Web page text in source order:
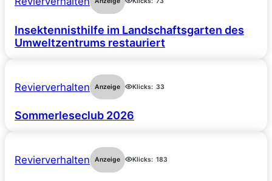
Insektennisthilfe im Landschaftsgarten des
Umweltzentrums restauriert
Revierverhalten Anzeige Klicks: 33
Sommerleseclub 2026
Revierverhalten Anzeige Klicks: 183